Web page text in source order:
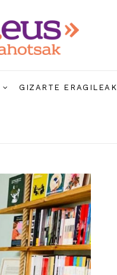
GIZARTE ERAGILEAK